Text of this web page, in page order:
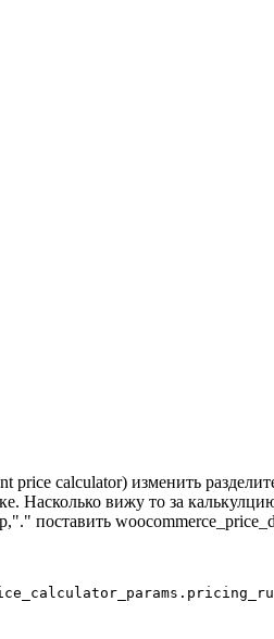
calculator) изменить
Насколько вижу то за
поставить